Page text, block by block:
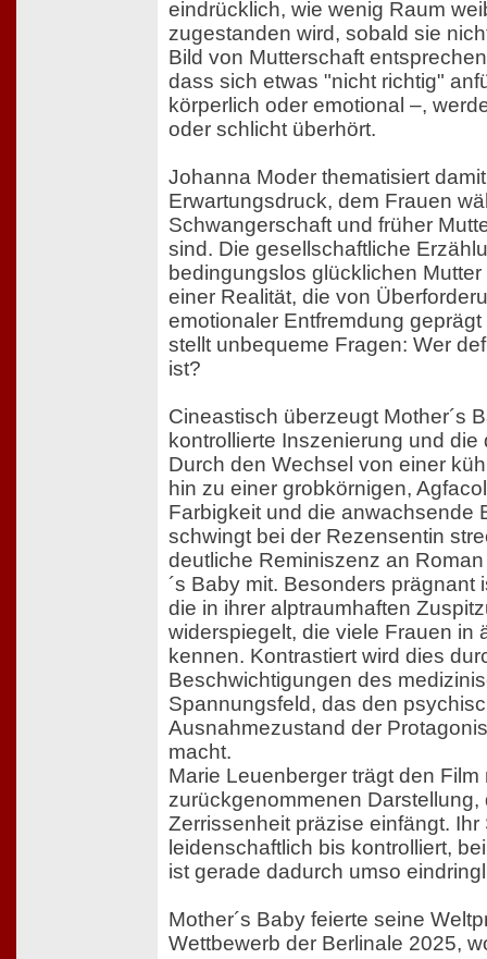
eindrücklich, wie wenig Raum
zugestanden wird, sobald sie
Bild von Mutterschaft
dass sich etwas "nicht richtig"
körperlich oder emotional –,
oder schlicht überhört.
Johanna Moder thematisiert
Erwartungsdruck, dem Frauen
Schwangerschaft und früher
sind. Die gesellschaftliche
bedingungslos glücklichen
einer Realität, die von
emotionaler Entfremdung
stellt unbequeme Fragen: Wer
ist?
Cineastisch überzeugt Mother´s
kontrollierte Inszenierung und die
Durch den Wechsel von einer
hin zu einer grobkörnigen,
Farbigkeit und die anwachsende
schwingt bei der Rezensentin
deutliche Reminiszenz an
´s Baby mit. Besonders prägnant
die in ihrer alptraumhaften
widerspiegelt, die viele Frauen in
kennen. Kontrastiert wird dies
Beschwichtigungen des
Spannungsfeld, das den
Ausnahmezustand der
macht.
Marie Leuenberger trägt den
zurückgenommenen Darstellung,
Zerrissenheit präzise einfängt.
leidenschaftlich bis kontrolliert,
ist gerade dadurch umso
Mother´s Baby feierte seine
Wettbewerb der Berlinale 2025,